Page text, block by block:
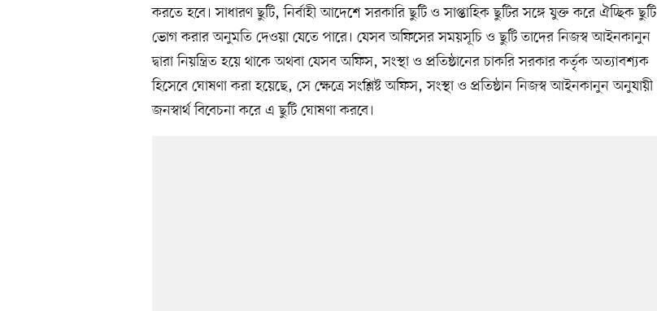
করতে হবে। সাধারণ ছুটি, নির্বাহী আদেশে সরকারি ছুটি ও সাপ্তাহিক ছুটির সঙ্গে যুক্ত করে ঐচ্ছিক ছুটি
ভোগ করার অনুমতি দেওয়া যেতে পারে। যেসব অফিসের সময়সূচি ও ছুটি তাদের নিজস্ব আইনকানুন
দ্বারা নিয়ন্ত্রিত হয়ে থাকে অথবা যেসব অফিস, সংস্থা ও প্রতিষ্ঠানের চাকরি সরকার কর্তৃক অত্যাবশ্যক
হিসেবে ঘোষণা করা হয়েছে, সে ক্ষেত্রে সংশ্লিষ্ট অফিস, সংস্থা ও প্রতিষ্ঠান নিজস্ব আইনকানুন অনুযায়ী
জনস্বার্থ বিবেচনা করে এ ছুটি ঘোষণা করবে।